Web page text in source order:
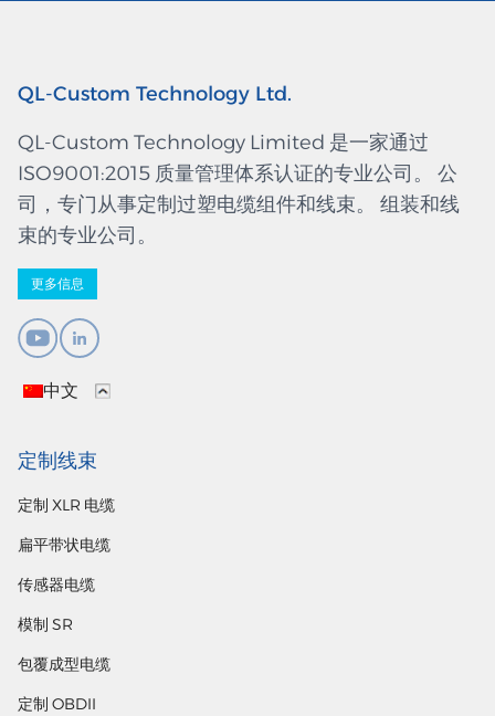
QL-Custom Technology Ltd.
QL-Custom Technology Limited 是一家通过
ISO9001:2015 质量管理体系认证的专业公司。 公
司，专门从事定制过塑电缆组件和线束。 组装和线
束的专业公司。
更多信息
中文
定制线束
定制 XLR 电缆
扁平带状电缆
传感器电缆
模制 SR
包覆成型电缆
定制 OBDII